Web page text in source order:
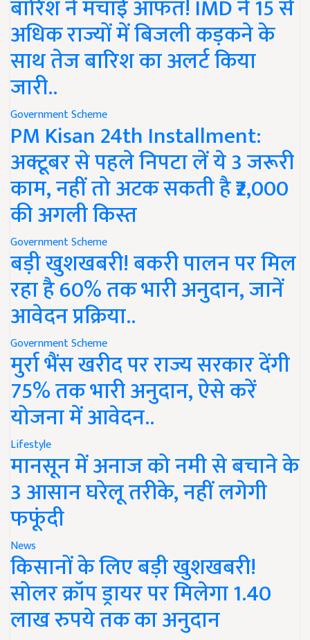
बारिश ने मचाई आफत! IMD ने 15 से
अधिक राज्यों में बिजली कड़कने के
साथ तेज बारिश का अलर्ट किया
जारी..
Government Scheme
PM Kisan 24th Installment:
अक्टूबर से पहले निपटा लें ये 3 जरूरी
काम, नहीं तो अटक सकती है ₹2,000
की अगली किस्त
Government Scheme
बड़ी खुशखबरी! बकरी पालन पर मिल
रहा है 60% तक भारी अनुदान, जानें
आवेदन प्रक्रिया..
Government Scheme
मुर्रा भैंस खरीद पर राज्य सरकार देंगी
75% तक भारी अनुदान, ऐसे करें
योजना में आवेदन..
Lifestyle
मानसून में अनाज को नमी से बचाने के
3 आसान घरेलू तरीके, नहीं लगेगी
फफूंदी
News
किसानों के लिए बड़ी खुशखबरी!
सोलर क्रॉप ड्रायर पर मिलेगा 1.40
लाख रुपये तक का अनुदान